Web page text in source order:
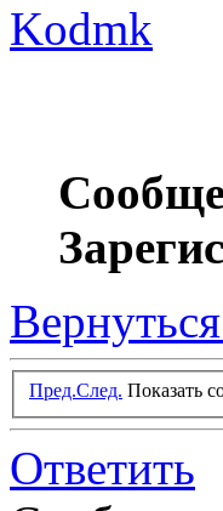
Kodmk
Пред.След. Показать
Ответить